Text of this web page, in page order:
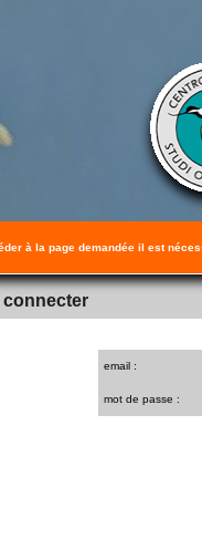
à la page demandée il est
connecter
email :
mot de passe :